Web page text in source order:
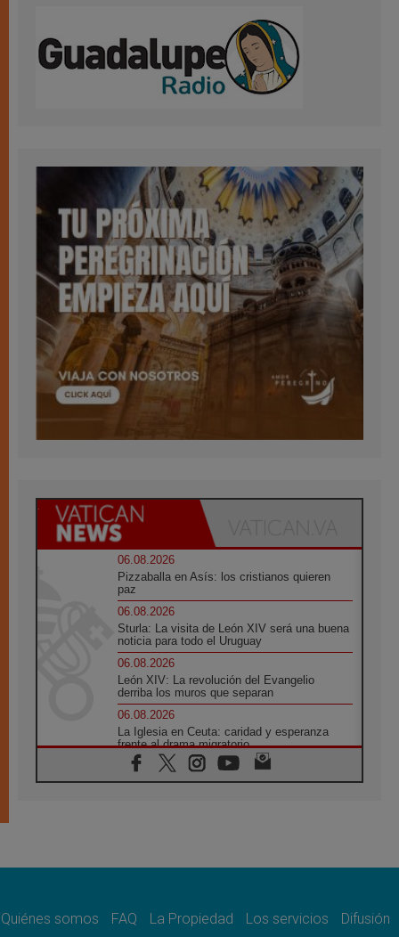
06.08.2026
Pizzaballa en Asís: los cristianos quieren
paz
06.08.2026
Sturla: La visita de León XIV será una buena
noticia para todo el Uruguay
06.08.2026
León XIV: La revolución del Evangelio
derriba los muros que separan
06.08.2026
La Iglesia en Ceuta: caridad y esperanza
frente al drama migratorio
06.08.2026
La visita del Papa a Perú será un tiempo de
06.08.2026
05.08.2026
Quiénes somos FAQ La Propiedad Los servicios Difusión